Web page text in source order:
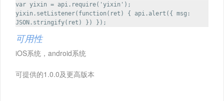
var yixin = api.require('yixin');
yixin.setListener(function(ret) { api.alert({ msg:
JSON.stringify(ret) }) });
可用性
iOS系统，android系统
可提供的1.0.0及更高版本